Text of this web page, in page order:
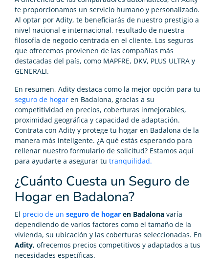
te proporcionamos un servicio humano y personalizado.
Al optar por Adity, te beneficiarás de nuestro prestigio a
nivel nacional e internacional, resultado de nuestra
filosofía de negocio centrada en el cliente. Los seguros
que ofrecemos provienen de las compañías más
destacadas del país, como MAPFRE, DKV, PLUS ULTRA y
GENERALI.
En resumen, Adity destaca como la mejor opción para tu
seguro de hogar en Badalona, gracias a su
competitividad en precios, coberturas inmejorables,
proximidad geográfica y capacidad de adaptación.
Contrata con Adity y protege tu hogar en Badalona de la
manera más inteligente. ¿A qué estás esperando para
rellenar nuestro formulario de solicitud? Estamos aquí
para ayudarte a asegurar tu tranquilidad.
¿Cuánto Cuesta un Seguro de
Hogar en Badalona?
El precio de un seguro de hogar en Badalona varía
dependiendo de varios factores como el tamaño de la
vivienda, su ubicación y las coberturas seleccionadas. En
Adity, ofrecemos precios competitivos y adaptados a tus
necesidades específicas.